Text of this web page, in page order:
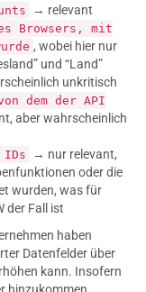
→ relevant
Browsers, mit
, wobei hier nur
und “Land”
unkritisch
dem der API
aber wahrscheinlich
→ nur relevant,
oder die
wurden, was für
der Fall ist
haben
Datenfelder über
kann. Insofern